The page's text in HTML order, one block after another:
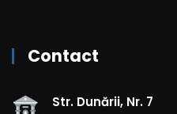
Contact
Str. Dunării, Nr. 7